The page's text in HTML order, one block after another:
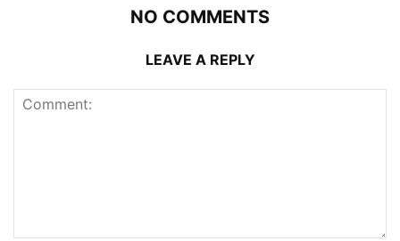
NO COMMENTS
LEAVE A REPLY